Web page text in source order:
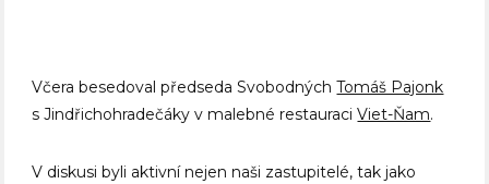
Včera besedoval předseda SvobodnýchTomáš Pajonk
s Jindřichohradečáky v malebné restauraciViet-Ňam.
V diskusi byli aktivní nejen naši zastupitelé, tak jako